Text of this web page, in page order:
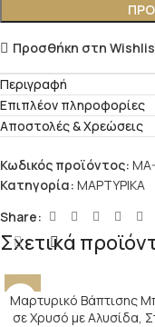
Προσθήκη στη
Περιγραφή
Επιπλέον πληροφορίες
Αποστολές & Χρεώσεις
Κωδικός προϊόντος:
Κατηγορία: ΜΑΡΤΥΡΙΚΑ
Share:
Σχετικά
Μαρτυρικό Βάπτισης
σε Χρυσό με Αλυσίδα,